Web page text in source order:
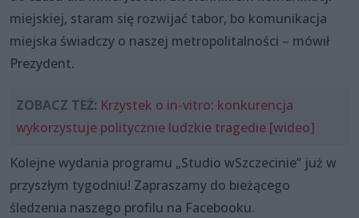
miejskiej, staram się rozwijać tabor, bo komunikacja
miejska świadczy o naszej metropolitalności – mówił
Prezydent.
ZOBACZ TEŻ: Krzystek o in-vitro: konkurencja
wykorzystuje politycznie ludzkie tragedie [wideo]
Kolejne wydania programu „Studio wSzczecinie” już w
przyszłym tygodniu! Zapraszamy do bieżącego
śledzenia naszego profilu na Facebooku.